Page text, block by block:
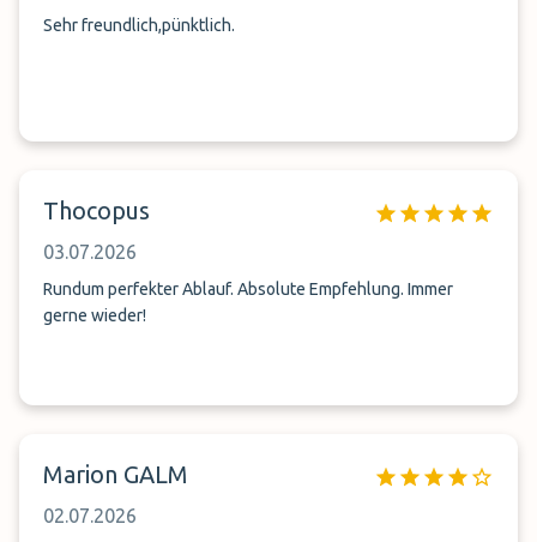
Sehr freundlich,pünktlich.
Thocopus
03.07.2026
Rundum perfekter Ablauf. Absolute Empfehlung. Immer
gerne wieder!
Marion GALM
02.07.2026